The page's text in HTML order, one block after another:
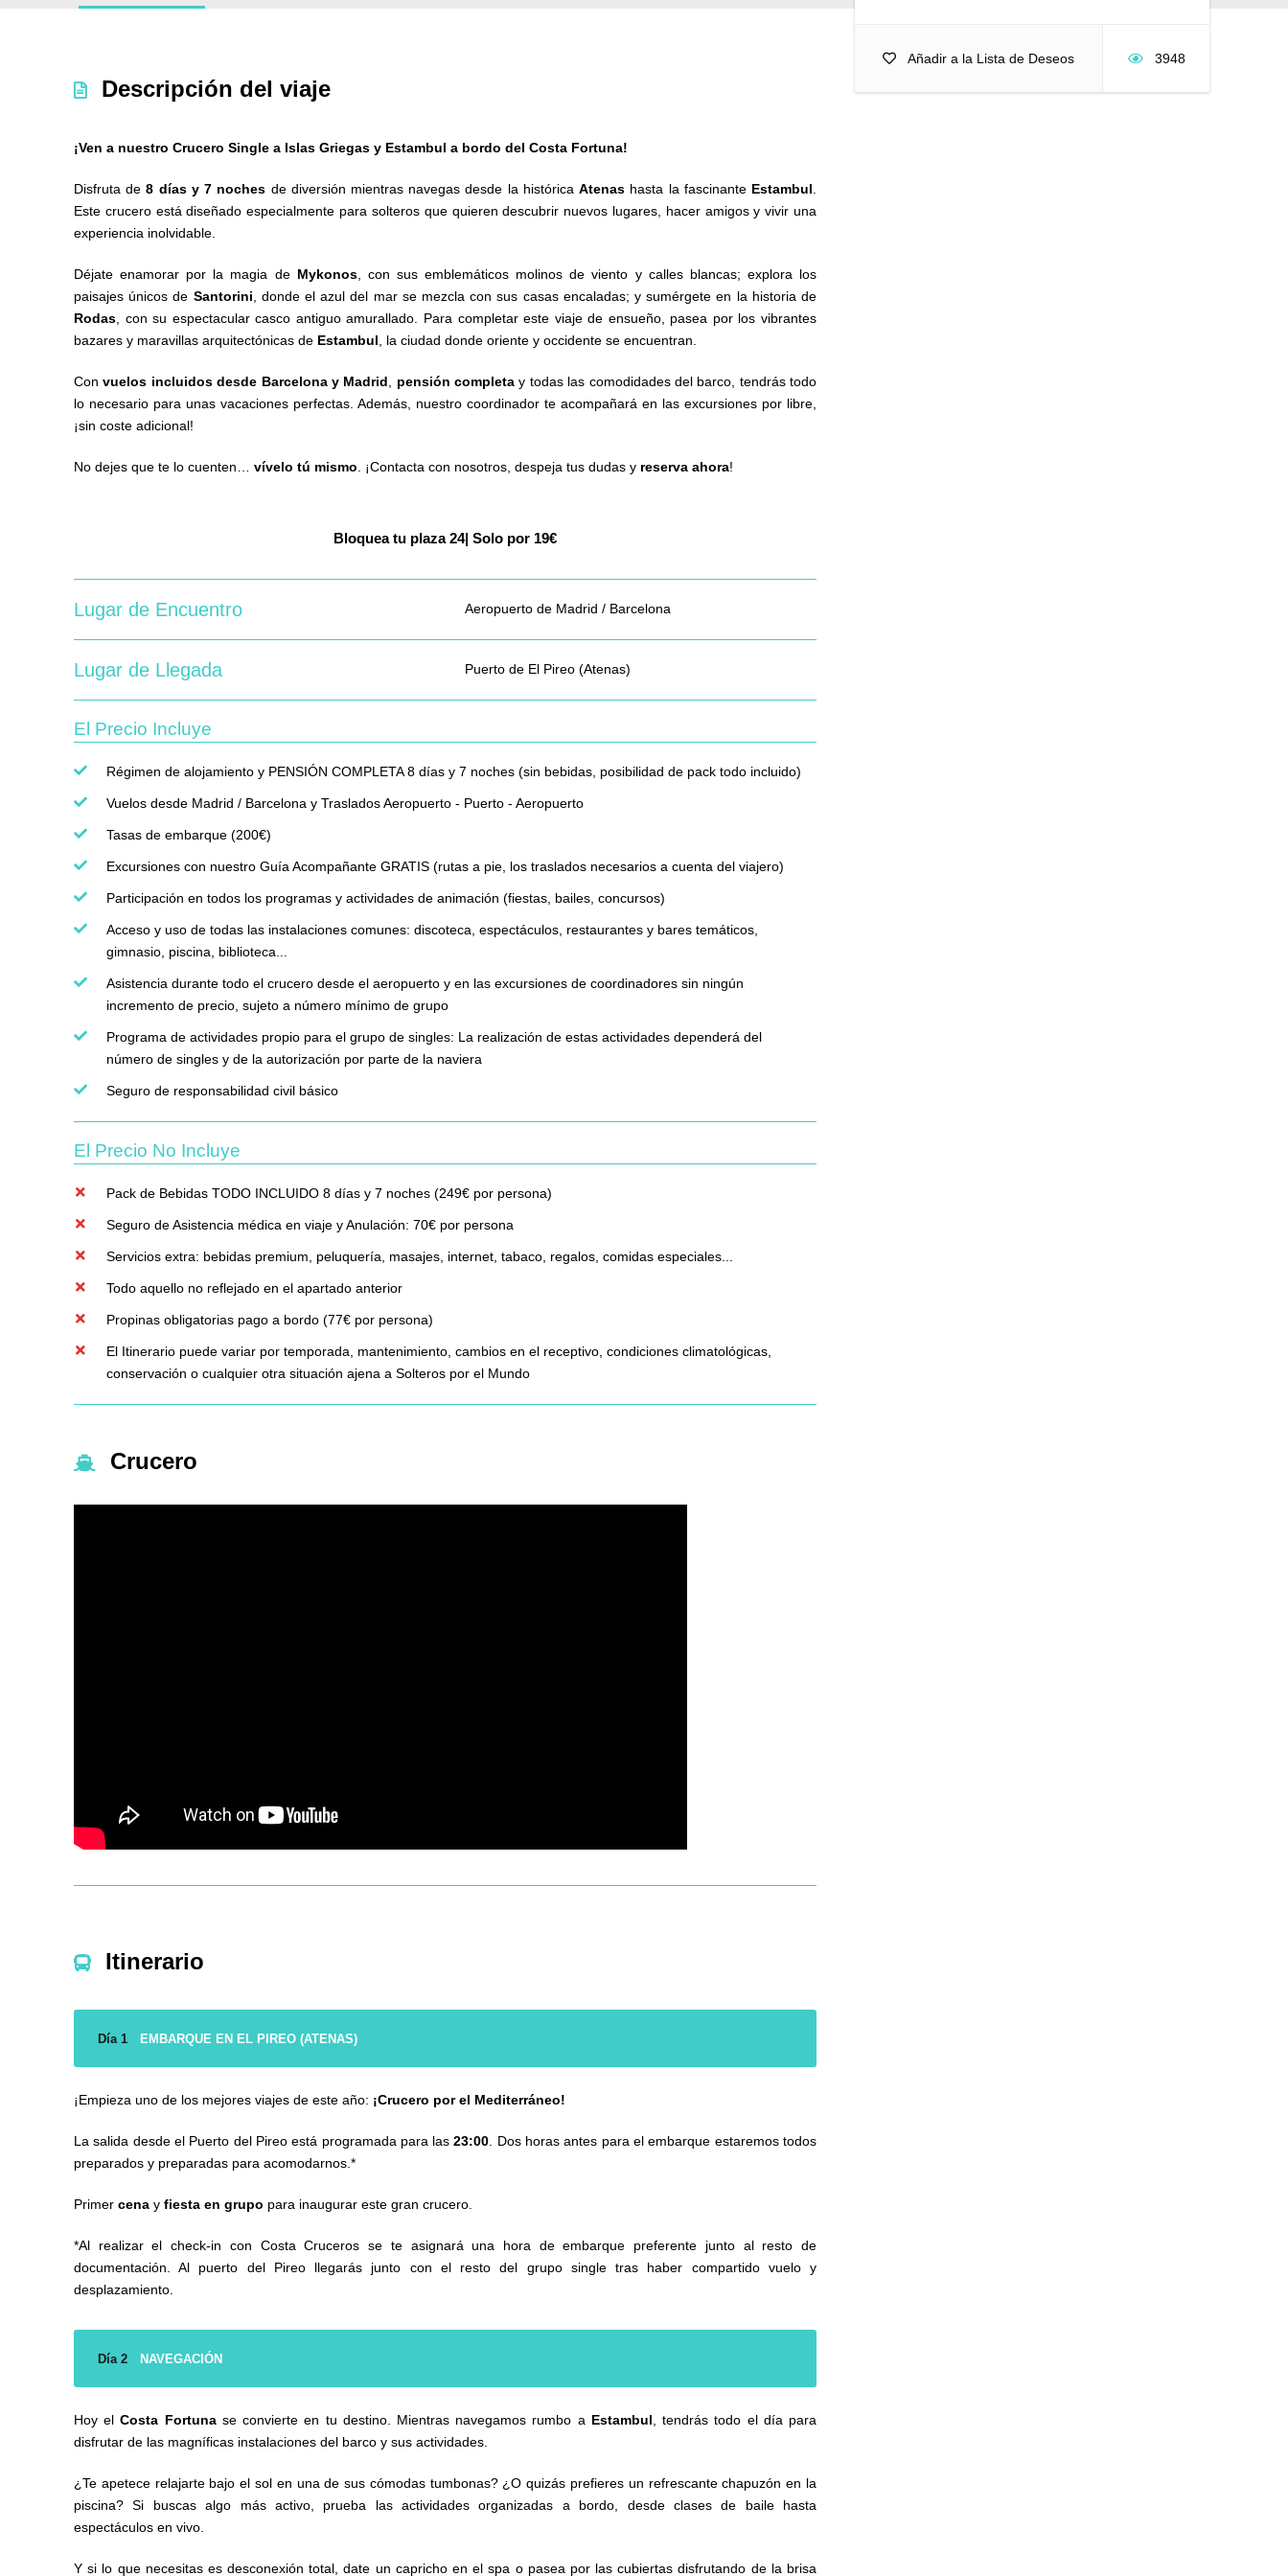
Añadir a la Lista de Deseos 3948
Descripción del viaje
¡Ven a nuestro Crucero Single a Islas Griegas y Estambul a bordo del Costa Fortuna!
Disfruta de8 días y 7 noches de diversión mientras navegas desde la históricaAtenas hasta la fascinante Estambul
Este crucero está diseñado especialmente para solteros que quieren descubrir nuevos lugares, hacer amigos y vivir una
experiencia inolvidable.
Déjate enamorar por la magia de Mykonos, con sus emblemáticos molinos de viento y calles blancas; explora los
paisajes únicos de Santorini , donde el azul del mar se mezcla con sus casas encaladas; y sumérgete en la historia de
Rodas , con su espectacular casco antiguo amurallado. Para completar este viaje de ensueño, pasea por los vibrantes
bazares y maravillas arquitectónicas de Estambul , la ciudad donde oriente y occidente se encuentran.
Convuelos incluidos desde Barcelona y Madrid pensión completa y todas las comodidades del barco, tendrás todo
lo necesario para unas vacaciones perfectas. Además, nuestro coordinador te acompañará en las excursiones por libre,
¡sin coste adicional!
No dejes que te lo cuenten… vívelo tú mismo . ¡Contacta con nosotros, despeja tus dudas y reserva ahora!
Bloqueatu plaza|Solo por 19€
Lugar de Encuentro Aeropuerto de Madrid / Barcelona
Lugar de Llegada Puerto de El Pireo (Atenas)
El Precio Incluye
Régimen de alojamiento y PENSIÓN COMPLETA 8 días y 7 noches (sin bebidas, posibilidad de pack todo incluido)
Vuelos desde Madrid / Barcelona y Traslados Aeropuerto - Puerto - Aeropuerto
Tasas de embarque (200€)
Excursiones con nuestro Guía Acompañante GRATIS (rutas a pie, los traslados necesarios a cuenta del viajero)
Participación en todos los programas y actividades de animación (fiestas, bailes, concursos)
Acceso y uso de todas las instalaciones comunes: discoteca, espectáculos, restaurantes y bares temáticos,
gimnasio, piscina, biblioteca...
Asistencia durante todo el crucero desde el aeropuerto y en las excursiones de coordinadores sin ningún
incremento de precio, sujeto a número mínimo de grupo
Programa de actividades propio para el grupo de singles: La realización de estas actividades dependerá del
número de singles y de la autorización por parte de la naviera
Seguro de responsabilidad civil básico
El Precio No Incluye
Pack de Bebidas TODO INCLUIDO 8 días y 7 noches (249€ por persona)
Seguro de Asistencia médica en viaje y Anulación: 70€ por persona
Servicios extra: bebidas premium, peluquería, masajes, internet, tabaco, regalos, comidas especiales...
Todo aquello no reflejado en el apartado anterior
Propinas obligatorias pago a bordo (77€ por persona)
El Itinerario puede variar por temporada, mantenimiento, cambios en el receptivo, condiciones climatológicas,
conservación o cualquier otra situación ajena a Solteros por el Mundo
Crucero
Itinerario
Día 1 EMBARQUE EN EL PIREO (ATENAS)
¡Empieza uno de los mejores viajes de este año: ¡Crucero por el Mediterráneo!
La salida desde el Puerto del Pireo está programada para las23:00 . Dos horas antes para el embarque estaremos todos
preparados y preparadas para acomodarnos.*
Primer cena y fiesta en grupo para inaugurar este gran crucero.
*Al realizar el check-in con Costa Cruceros se te asignará una hora de embarque preferente junto al resto de
documentación. Al puerto del Pireo llegarás junto con el resto del grupo single tras haber compartido vuelo y
desplazamiento.
Día 2 NAVEGACIÓN
Hoy elCosta Fortunase convierte en tu destino. Mientras navegamos rumbo a Estambul , tendrás todo el día para
disfrutar de las magníficas instalaciones del barco y sus actividades.
¿Te apetece relajarte bajo el sol en una de sus cómodas tumbonas? ¿O quizás prefieres un refrescante chapuzón en la
piscina? Si buscas algo más activo, prueba las actividades organizadas a bordo, desde clases de baile hasta
espectáculos en vivo.
Y si lo que necesitas es desconexión total, date un capricho en el spa o pasea por las cubiertas disfrutando de la brisa